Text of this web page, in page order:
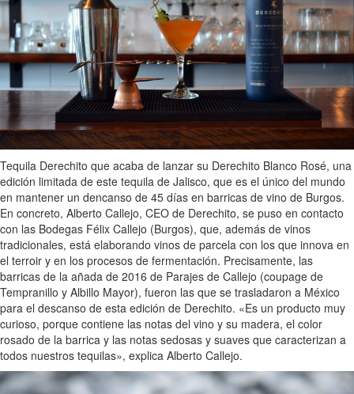
Tequila Derechito que acaba de lanzar su Derechito Blanco Rosé, una
edición limitada de este tequila de Jalisco, que es el único del mundo
en mantener un dencanso de 45 días en barricas de vino de Burgos.
En concreto, Alberto Callejo, CEO de Derechito, se puso en contacto
con las Bodegas Félix Callejo (Burgos), que, además de vinos
tradicionales, está elaborando vinos de parcela con los que innova en
el terroir y en los procesos de fermentación. Precisamente, las
barricas de la añada de 2016 de Parajes de Callejo (coupage de
Tempranillo y Albillo Mayor), fueron las que se trasladaron a México
para el descanso de esta edición de Derechito. «Es un producto muy
curioso, porque contiene las notas del vino y su madera, el color
rosado de la barrica y las notas sedosas y suaves que caracterizan a
todos nuestros tequilas», explica Alberto Callejo.